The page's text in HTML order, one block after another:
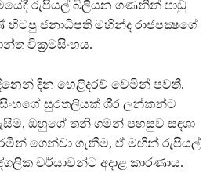
රුපියල් බිලියන ගණනින් පාඩු
හිටපු ජනාධිපති මහින්ද රාජපක්‍ෂගේ
වික‍්‍රමසිංහය.
දින හෙළිදරව් වෙමින් පවතී.
සුරතලියක් ශී‍්‍ර ලන්කන්ට
ඔහුගේ තනි ගමන් පහසුව සඳශා
ගෙන්වා ගැනීම, ඒ මඟින් රුපියල්
චර්යාවන්ට අදාළ කාරණාය.